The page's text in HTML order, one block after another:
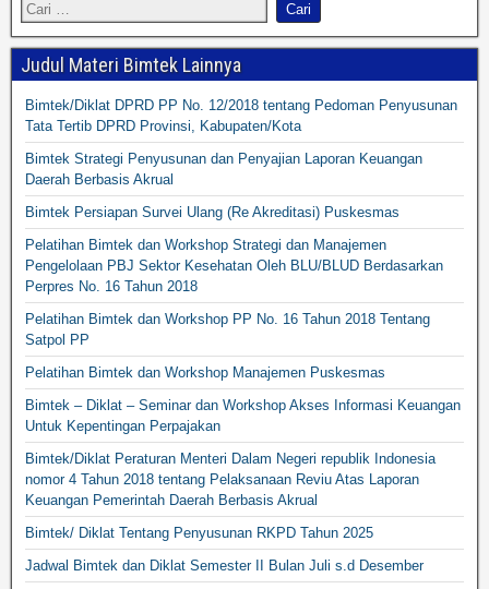
Judul Materi Bimtek Lainnya
Bimtek/Diklat DPRD PP No. 12/2018 tentang Pedoman Penyusunan
Tata Tertib DPRD Provinsi, Kabupaten/Kota
Bimtek Strategi Penyusunan dan Penyajian Laporan Keuangan
Daerah Berbasis Akrual
Bimtek Persiapan Survei Ulang (Re Akreditasi) Puskesmas
Pelatihan Bimtek dan Workshop Strategi dan Manajemen
Pengelolaan PBJ Sektor Kesehatan Oleh BLU/BLUD Berdasarkan
Perpres No. 16 Tahun 2018
Pelatihan Bimtek dan Workshop PP No. 16 Tahun 2018 Tentang
Satpol PP
Pelatihan Bimtek dan Workshop Manajemen Puskesmas
Bimtek – Diklat – Seminar dan Workshop Akses Informasi Keuangan
Untuk Kepentingan Perpajakan
Bimtek/Diklat Peraturan Menteri Dalam Negeri republik Indonesia
nomor 4 Tahun 2018 tentang Pelaksanaan Reviu Atas Laporan
Keuangan Pemerintah Daerah Berbasis Akrual
Bimtek/ Diklat Tentang Penyusunan RKPD Tahun 2025
Jadwal Bimtek dan Diklat Semester II Bulan Juli s.d Desember